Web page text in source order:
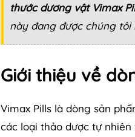
thước dương vật Vimax
này đang được chúng
Giới thiệu về
Vimax Pills là dòng sản
các loại thảo dược tự